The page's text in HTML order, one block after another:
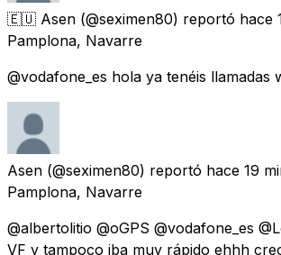
🇪🇺 Asen (@seximen80) reportó hace
Pamplona, Navarre
@vodafone_es hola ya tenéis llamadas
Asen (@seximen80) reportó hace 19
Pamplona, Navarre
@albertolitio @oGPS @vodafone_es
VF y tampoco iba muy rápido ehhh